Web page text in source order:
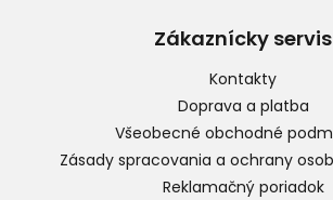
Zákaznícky servis
Kontakty
Doprava a platba
Všeobecné obchodné
Zásady spracovania a ochrany
Reklamačný poriadok